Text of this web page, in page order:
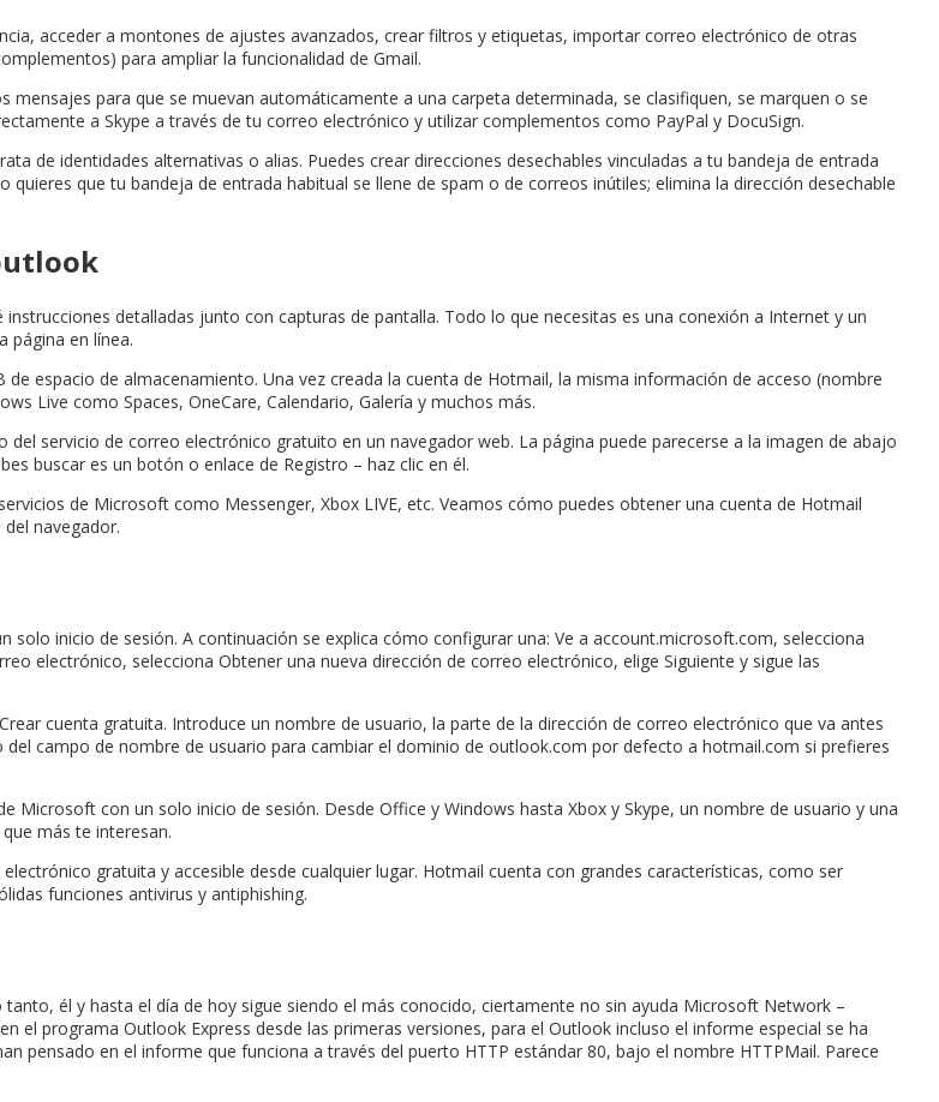
acceder a montones de ajustes avanzados, crear filtros y etiquetas, importar correo electrónico de otras
para ampliar la funcionalidad de Gmail.
para que se muevan automáticamente a una carpeta determinada, se clasifiquen, se marquen o se
a Skype a través de tu correo electrónico y utilizar complementos como PayPal y DocuSign.
de identidades alternativas o alias. Puedes crear direcciones desechables vinculadas a tu bandeja de entrada
que tu bandeja de entrada habitual se llene de spam o de correos inútiles; elimina la dirección desechable
detalladas junto con capturas de pantalla. Todo lo que necesitas es una conexión a Internet y un
página en línea.
espacio de almacenamiento. Una vez creada la cuenta de Hotmail, la misma información de acceso (nombre
Live como Spaces, OneCare, Calendario, Galería y muchos más.
servicio de correo electrónico gratuito en un navegador web. La página puede parecerse a la imagen de abajo
buscar es un botón o enlace de Registro – haz clic en él.
de Microsoft como Messenger, Xbox LIVE, etc. Veamos cómo puedes obtener una cuenta de Hotmail
navegador.
inicio de sesión. A continuación se explica cómo configurar una: Ve a account.microsoft.com, selecciona
electrónico, selecciona Obtener una nueva dirección de correo electrónico, elige Siguiente y sigue las
cuenta gratuita. Introduce un nombre de usuario, la parte de la dirección de correo electrónico que va antes
campo de nombre de usuario para cambiar el dominio de outlook.com por defecto a hotmail.com si prefieres
Microsoft con un solo inicio de sesión. Desde Office y Windows hasta Xbox y Skype, un nombre de usuario y una
más te interesan.
gratuita y accesible desde cualquier lugar. Hotmail cuenta con grandes características, como ser
funciones antivirus y antiphishing.
él y hasta el día de hoy sigue siendo el más conocido, ciertamente no sin ayuda Microsoft Network –
el programa Outlook Express desde las primeras versiones, para el Outlook incluso el informe especial se ha
pensado en el informe que funciona a través del puerto HTTP estándar 80, bajo el nombre HTTPMail. Parece